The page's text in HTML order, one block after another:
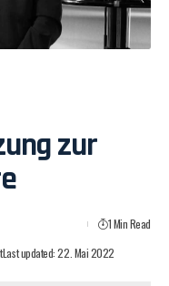
zur
Last updated: 22. Mai 2022
1 Min Read